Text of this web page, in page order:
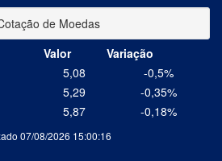
de Moedas
Valor
Variação
07/08/2026 15:00:16
5,08
-0,5%
5,29
-0,35%
5,87 -0,18%